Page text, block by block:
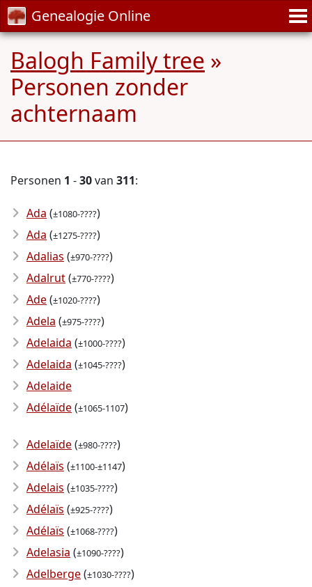
Genealogie Online
Balogh Family tree »
Personen zonder
achternaam
Personen 1 -30van 311:
Ada (±1080-????)
Ada (±1275-????)
Adalias (±970-????)
Adalrut(±770-????)
Ade(±1020-????)
Adela (±975-????)
Adelaida (±1000-????)
Adelaida (±1045-????)
Adelaide
Adélaïde(±1065-1107)
Adelaïde(±980-????)
Adélaïs (±1100-±1147)
Adelais (±1035-????)
Adélaïs (±925-????)
Adélaïs (±1068-????)
Adelasia (±1090-????)
Adelberge(±1030-????)